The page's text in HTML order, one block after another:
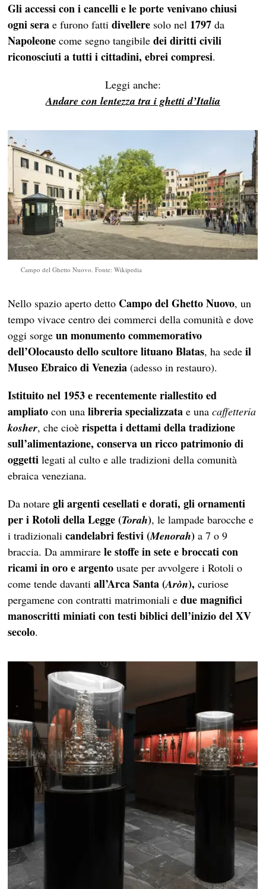
Gli accessi con i cancelli e le porte venivano chiusi
ogni sera e furono fattidivellere solo nel 1797 da
Napoleone come segno tangibiledei diritti civili
riconosciuti a tutti i cittadini, ebrei compresi.
Leggi anche:
Andare con lentezza tra i ghetti d’Italia
Campo del Ghetto Nuovo. Fonte: Wikipedia
Nello spazio aperto detto Campo del Ghetto Nuovo, un
tempo vivace centro dei commerci della comunità e dove
oggi sorgeun monumento commemorativo
dell’Olocausto dello scultore lituano Blatas, ha sedeil
Museo Ebraico di Venezia (adesso in restauro).
Istituito nel 1953 e recentemente riallestito ed
ampliato con unalibreria specializzata e unacaffetteria
kosher, che cioèrispetta i dettami della tradizione
sull’alimentazione, conserva un ricco patrimonio di
oggetti legati al culto e alle tradizioni della comunità
ebraica veneziana.
Da notaregli argenti cesellati e dorati, gli ornamenti
per i Rotoli della Legge (Torah), le lampade barocche e
i tradizionalicandelabri festivi (Menorah) a 7 o 9
braccia. Da ammirarele stoffe in sete e broccati con
ricami in oro e argento usate per avvolgere i Rotoli o
come tende davantiall’Arca Santa (Aròn), curiose
pergamene con contratti matrimoniali edue magnifici
manoscritti miniati con testi biblici dell’inizio del XV
secolo.